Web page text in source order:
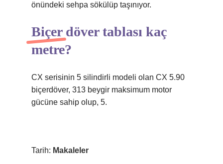
önündeki sehpa sökülüp taşınıyor.
Biçer döver tablası kaç
metre?
CX serisinin 5 silindirli modeli olan CX 5.90
biçerdöver, 313 beygir maksimum motor
gücüne sahip olup, 5.
Tarih: Makaleler